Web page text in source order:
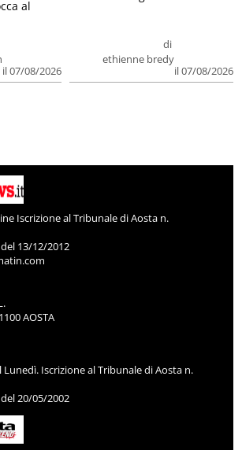
il 07/08/2026
al
di
ethienne bredy
il 07/08/2026
Iscrizione al Tribunale di Aosta n.
13/12/2012
AOSTA
Iscrizione al Tribunale di Aosta n.
20/05/2002